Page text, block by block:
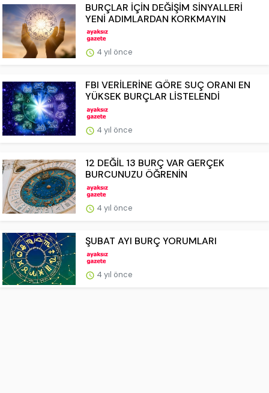
BURÇLAR İÇİN DEĞİŞİM SİNYALLERİ
YENİ ADIMLARDAN KORKMAYIN
4 yıl önce
FBI VERİLERİNE GÖRE SUÇ ORANI EN
YÜKSEK BURÇLAR LİSTELENDİ
4 yıl önce
12 DEĞİL 13 BURÇ VAR GERÇEK
BURCUNUZU ÖĞRENİN
4 yıl önce
ŞUBAT AYI BURÇ YORUMLARI
4 yıl önce